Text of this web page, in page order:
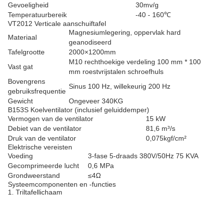
Gevoeligheid
30mv/g
Temperatuurbereik
-40 - 160℃
VT2012 Verticale aanschuiftafel
Materiaal
Magnesiumlegering, oppervlak hard
geanodiseerd
Tafelgrootte
2000×1200mm
Vast gat
M10 rechthoekige verdeling 100 mm * 100
mm roestvrijstalen schroefhuls
Bovengrens
gebruiksfrequentie
Sinus 100 Hz, willekeurig 200 Hz
Gewicht
Ongeveer 340KG
B153S Koelventilator (inclusief geluiddemper)
Vermogen van de ventilator
15 kW
Debiet van de ventilator
81,6 m³/s
Druk van de ventilator
0,075kgf/cm²
Elektrische vereisten
Voeding
3-fase 5-draads 380V/50Hz 75 KVA
Gecomprimeerde lucht
0,6 MPa
Grondweerstand
≤4Ω
Systeemcomponenten en -functies
1. Triltafellichaam